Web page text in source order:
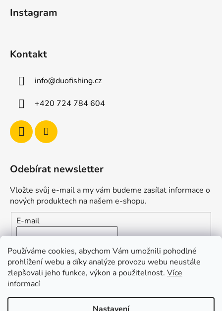
Používáme cookies, abychom Vám umožnili pohodlné
prohlížení webu a díky analýze provozu webu neustále
zlepšovali jeho funkce, výkon a použitelnost. Více
informací
Instagram
Kontakt
info@duofishing.cz
+420 724 784 604
Odebírat newsletter
Vložte svůj e-mail a my vám budeme zasílat informace o
nových produktech na našem e-shopu.
E-mail
Vložením e-mailu souhlasíte s
podmínkami ochrany
osobních údajů
PŘIHLÁSIT SE